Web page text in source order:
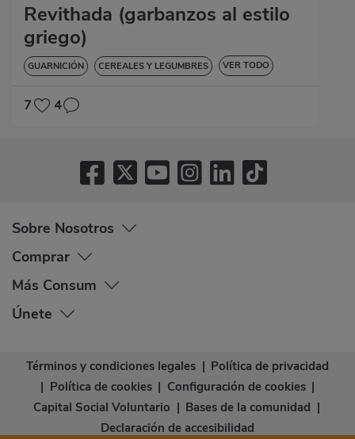
Revithada (garbanzos al estilo
griego)
GUARNICIÓN CEREALES Y LEGUMBRES VER TODO
7 4
Sobre Nosotros
Comprar
Más Consum
Únete
Términos y condiciones legales | Política de privacidad
| Política de cookies | Configuración de cookies |
Capital Social Voluntario | Bases de la comunidad |
Declaración de accesibilidad